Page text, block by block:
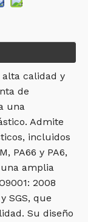
calidad y
de
una
Admite
incluidos
PA66 y PA6,
amplia
2008
SGS, que
Su diseño